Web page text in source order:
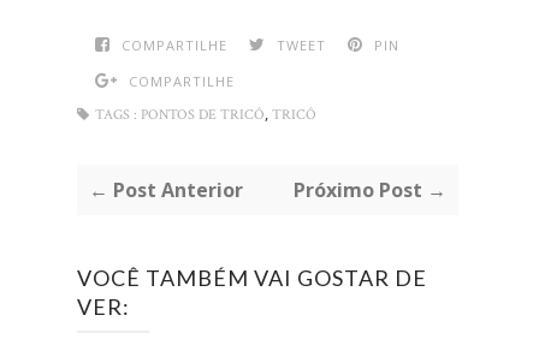
COMPARTILHE TWEET
PIN
COMPARTILHE
TAGS : PONTOS DE TRICÔ, TRICÔ
← Post Anterior Próximo Post →
VOCÊ TAMBÉM VAI GOSTAR DE
VER: